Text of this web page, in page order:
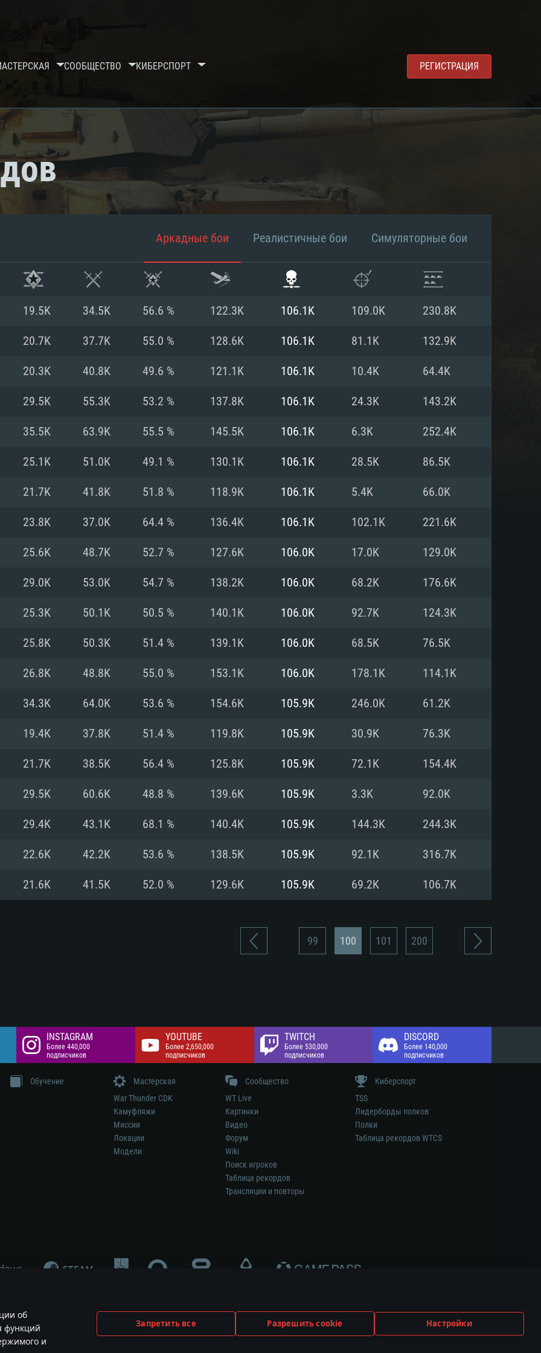
об
функций
и
Запретить все Разрешить cookie Настройки
СООБЩЕСТВО КИБЕРСПОРТ РЕГИСТРАЦИЯ
ТРЕБОВАНИЯ
GTX 660.
разрешение –
к
Рекомендуемые
выше
Оперативная память: 16 ГБ
Видеокарта с поддержкой DirectX 11 и выше:
Nvidia GeForce 1060 и выше, Radeon RX 570 и
Интернету
Место на жестком диске: 75.9 Гб
или
для Mac
Рекомендуемые
поддерживается)
Оперативная память: 8 Гб
Видеокарта: Radeon Vega II и выше с
поддержкой Metal
Место на жестком диске: 75.9 Гб
со свежими
старее 6
разрешение -
Рекомендуемые
проприетарными драйверами (не старее 6
месяцев) / Radeon RX 570 со свежими
месяцев) с поддержкой Vulkan
Место на жестком диске: 75.9 Гб
Аркадные бои Реалистичные бои Симуляторные бои
19.5K 34.5K 56.6 % 122.3K 106.1K 109.0K 230.8K
20.7K 37.7K 55.0 % 128.6K 106.1K 81.1K 132.9K
20.3K 40.8K 49.6 % 121.1K 106.1K 10.4K 64.4K
29.5K 55.3K 53.2 % 137.8K 106.1K 24.3K 143.2K
35.5K 63.9K 55.5 % 145.5K 106.1K 6.3K 252.4K
25.1K 51.0K 49.1 % 130.1K 106.1K 28.5K 86.5K
21.7K 41.8K 51.8 % 118.9K 106.1K 5.4K 66.0K
23.8K 37.0K 64.4 % 136.4K 106.1K 102.1K 221.6K
25.6K 48.7K 52.7 % 127.6K 106.0K 17.0K 129.0K
29.0K 53.0K 54.7 % 138.2K 106.0K 68.2K 176.6K
25.3K 50.1K 50.5 % 140.1K 106.0K 92.7K 124.3K
25.8K 50.3K 51.4 % 139.1K 106.0K 68.5K 76.5K
26.8K 48.8K 55.0 % 153.1K 106.0K 178.1K 114.1K
34.3K 64.0K 53.6 % 154.6K 105.9K 246.0K 61.2K
19.4K 37.8K 51.4 % 119.8K 105.9K 30.9K 76.3K
21.7K 38.5K 56.4 % 125.8K 105.9K 72.1K 154.4K
29.5K 60.6K 48.8 % 139.6K 105.9K 3.3K 92.0K
29.4K 43.1K 68.1 % 140.4K 105.9K 144.3K 244.3K
22.6K 42.2K 53.6 % 138.5K 105.9K 92.1K 316.7K
21.6K 41.5K 52.0 % 129.6K 105.9K 69.2K 106.7K
99 100 101 200
INSTAGRAM
Более 440,000
подписчиков
YOUTUBE
Более 2,650,000
подписчиков
TWITCH
Более 530,000
подписчиков
DISCORD
Более 140,000
подписчиков
Обучение
Мастерская
War Thunder CDK
Камуфляжи
Миссии
Локации
Модели
Сообщество
WT Live
Картинки
Видео
Форум
Wiki
Поиск игроков
Таблица рекордов
Трансляции и повторы
Киберспорт
TSS
Лидерборды полков
Полки
Таблица рекордов WTCS
отношения к этой игре и не является её спонсором либо рекламодателем.
и логотипы принадлежат их соответствующим правообладателям.